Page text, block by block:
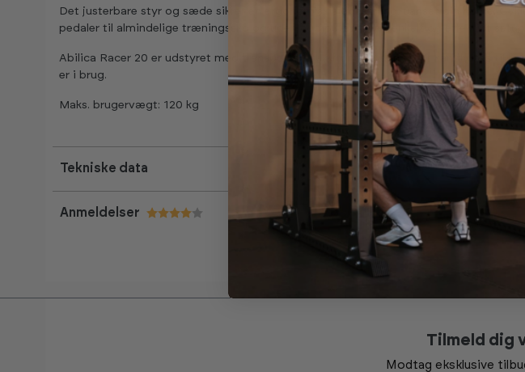
Det justerbare styr og sæde sikrer en ergonomisk siddestilling, uanset din højde.
pedaler til almindelige træningssko og uden computer, for et enkelt og effektivt setup.
Abilica Racer 20 er udstyret med transports-hjul i front, så den nemt kan flyttes til
er i brug.
Maks. brugervægt: 120 kg
Tekniske data
Anmeldelser
Tilmeld dig
Modtag eksklusive